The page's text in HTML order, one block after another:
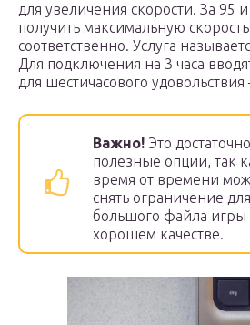
для увеличения скорости. За 95
получить максимальную
соответственно. Услуга
Для подключения на 3 часа
для шестичасового удовольствия
Важно! Это
полезные опции, так
время от времени
снять ограничение
большого файла
хорошем качестве.